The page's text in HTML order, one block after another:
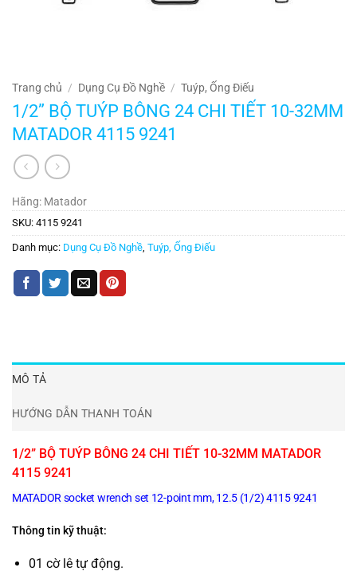
Trang chủ / Dụng Cụ Đồ Nghề / Tuýp, Ống Điếu
1/2” BỘ TUÝP BÔNG 24 CHI TIẾT 10-32MM
MATADOR 4115 9241
Hãng: Matador
SKU: 4115 9241
Danh mục: Dụng Cụ Đồ Nghề Tuýp, Ống Điếu
MÔ TẢ
HƯỚNG DẪN THANH TOÁN
1/2” BỘ TUÝP BÔNG 24 CHI TIẾT 10-32MM MATADOR
4115 9241
MATADOR socket wrench set 12-point mm, 12.5 (1/2) 4115 9241
Thông tin kỹ thuật:
01 cờ lê tự động.